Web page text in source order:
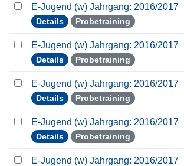
E-Jugend (w) Jahrgang: 2016/2017
Details Probetraining
E-Jugend (w) Jahrgang: 2016/2017
Details Probetraining
E-Jugend (w) Jahrgang: 2016/2017
Details Probetraining
E-Jugend (w) Jahrgang: 2016/2017
Details Probetraining
E-Jugend (w) Jahrgang: 2016/2017